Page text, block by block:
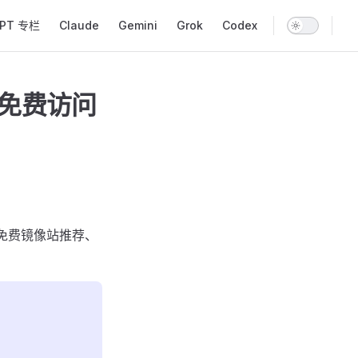
专栏 Claude Gemini Grok Codex
费访问
镜像站推荐、